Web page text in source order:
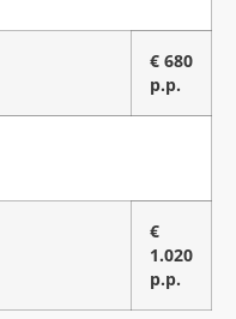
€ 680
p.p.
€
1.020
p.p.